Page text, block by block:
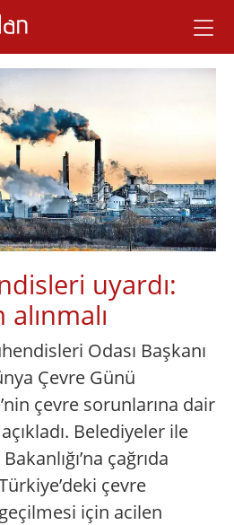
uyardı:
Odası Başkanı
Çevre Günü
çevre sorunlarına dair
Belediyeler ile
çağrıda
çevre
için acilen